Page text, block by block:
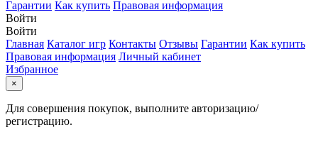
Гарантии Как купить Правовая информация
Войти
Войти
Главная Каталог игр Контакты Отзывы Гарантии Как купить
Правовая информация Личный кабинет
Избранное
×
Для совершения покупок, выполните авторизацию/
регистрацию.